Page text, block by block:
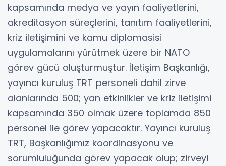
kapsamında medya ve yayın faaliyetlerini,
akreditasyon süreçlerini, tanıtım faaliyetlerini,
kriz iletişimini ve kamu diplomasisi
uygulamalarını yürütmek üzere bir NATO
görev gücü oluşturmuştur. İletişim Başkanlığı,
yayıncı kuruluş TRT personeli dahil zirve
alanlarında 500; yan etkinlikler ve kriz iletişimi
kapsamında 350 olmak üzere toplamda 850
personel ile görev yapacaktır. Yayıncı kuruluş
TRT, Başkanlığımız koordinasyonu ve
sorumluluğunda görev yapacak olup; zirveyi